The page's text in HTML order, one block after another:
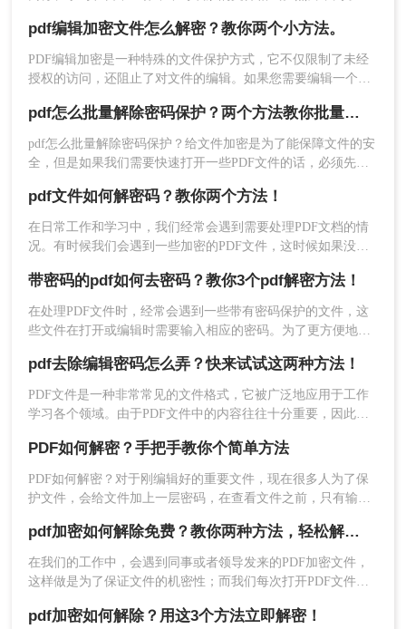
4、解密完成后，点击下载，即可得到解密后的PDF
文件
5、解密完成的文件就可以正常修改编辑啦~
三、注意事项
是编辑权限的限制。本文将详细介绍如何去除pdf密码保护的编
辑，特别是编辑权限的限制，以便用户能够自由编辑和修改文
件内容。
pdf编辑加密文件怎么解密？教你两个小方法。
PDF编辑加密是一种特殊的文件保护方式，它不仅限制了未经
授权的访问，还阻止了对文件的编辑。如果您需要编辑一个
pdf编辑加密文件怎么解密的方法，帮助您重新获得文件的编辑
权限。
pdf怎么批量解除密码保护？两个方法教你批量解除密码
pdf怎么批量解除密码保护？给文件加密是为了能保障文件的安
全，但是如果我们需要快速打开一些PDF文件的话，必须先将
专业的工具的，今天给大家推荐PDF解密工具。
pdf文件如何解密码？教你两个方法！
在日常工作和学习中，我们经常会遇到需要处理PDF文档的情
况。有时候我们会遇到一些加密的PDF文件，这时候如果没有
件如何解密码呢？本文将为大家介绍几种常见的破解PDF密码
的方法。
带密码的pdf如何去密码？教你3个pdf解密方法！
在处理PDF文件时，经常会遇到一些带有密码保护的文件，这
些文件在打开或编辑时需要输入相应的密码。为了更方便地使
pdf如何去密码呢？本文将详细介绍几种去除带密码PDF文件密
码的方法，帮助用户轻松解决这一问题。
pdf去除编辑密码怎么弄？快来试试这两种方法！
PDF文件是一种非常常见的文件格式，它被广泛地应用于工作
学习各个领域。由于PDF文件中的内容往往十分重要，因此，
是，如果你收到了加密的PDF文件但忘记了密码，该怎么办
呢？下面，小编就给大家分享pdf去除编辑密码怎么弄的方法，
一起来学习一下吧。
PDF如何解密？手把手教你个简单方法
PDF如何解密？对于刚编辑好的重要文件，现在很多人为了保
护文件，会给文件加上一层密码，在查看文件之前，只有输入
以在一定程度上增强资料安全性，但是如果需要多次查看，每
次都输入密码，就有点麻烦了，所以PDF如何解密呢？下面小
编分享个解密的方法，希望能够帮助到大家。
pdf加密如何解除免费？教你两种方法，轻松解锁pdf文件！
在我们的工作中，会遇到同事或者领导发来的PDF加密文件，
这样做是为了保证文件的机密性；而我们每次打开PDF文件都
就会很麻烦。
pdf加密如何解除？用这3个方法立即解密！